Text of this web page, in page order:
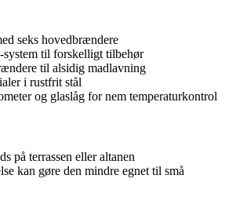
seks hovedbrændere
system til forskelligt tilbehør
til alsidig madlavning
i rustfrit stål
og glaslåg for nem temperaturkontrol
på terrassen eller altanen
kan gøre den mindre egnet til små